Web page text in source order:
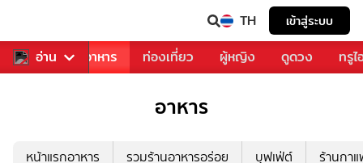
TH เข้าสู่ระบบ
อ่าน
การเพลง อาหาร ท่องเที่ยว ผู้หญิง ดูดวง ทรู
อาหาร
หน้าแรกอาหาร รวมร้านอาหารอร่อย บุฟเฟ่ต์ ร้านกา